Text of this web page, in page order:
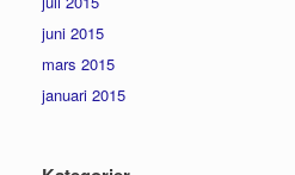
juni 2015
mars 2015
januari 2015